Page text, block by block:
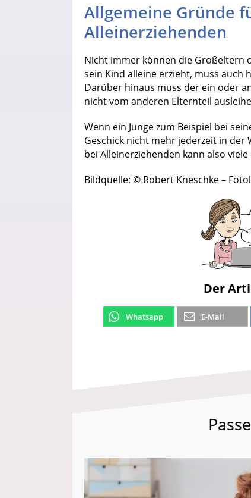
Allgemeine Gründe
Alleinerziehenden
Nicht immer können die Großeltern
sein Kind alleine erzieht, muss auch
Darüber hinaus muss der ein oder
nicht vom anderen Elternteil
Wenn ein Junge zum Beispiel bei
Geschick nicht mehr jederzeit in
bei Alleinerziehenden kann also
Bildquelle: © Robert Kneschke –
Der
Whatsapp E-Mail